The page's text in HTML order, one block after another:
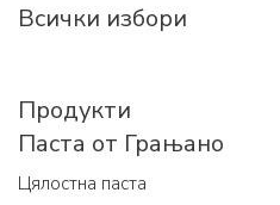
Всички избори
Продукти
Паста от Грањано
Цялостна паста